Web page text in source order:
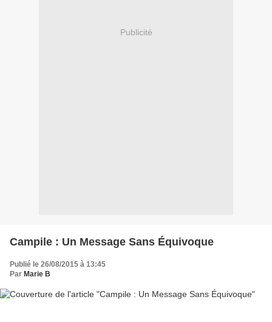
Publicité
Campile : Un Message Sans Équivoque
Publié le 26/08/2015 à 13:45
Par Marie B